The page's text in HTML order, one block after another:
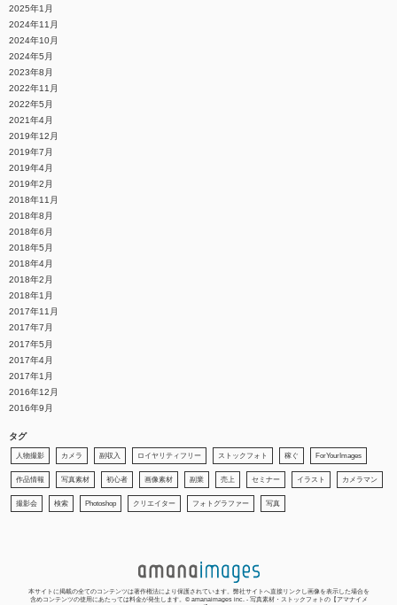
2025年1月
2024年11月
2024年10月
2024年5月
2023年8月
2022年11月
2022年5月
2021年4月
2019年12月
2019年7月
2019年4月
2019年2月
2018年11月
2018年8月
2018年6月
2018年5月
2018年4月
2018年2月
2018年1月
2017年11月
2017年7月
2017年5月
2017年4月
2017年1月
2016年12月
2016年9月
タグ
人物撮影 カメラ 副収入 ロイヤリティフリー ストックフォト 稼ぐ ForYourImages
作品情報 写真素材 初心者 画像素材 副業 売上 セミナー イラスト カメラマン
撮影会 検索 Photoshop クリエイター フォトグラファー 写真
本サイトに掲載の全てのコンテンツは著作権法により保護されています。弊社サイトへ直接リンクし画像を表示した場合を
含めコンテンツの使用にあたっては料金が発生します。© amanaimages inc. - 写真素材・ストックフォトの【アマナイメ